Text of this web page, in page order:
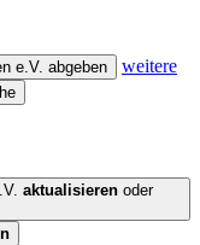
e.V. abgeben
weitere
aktualisieren oder